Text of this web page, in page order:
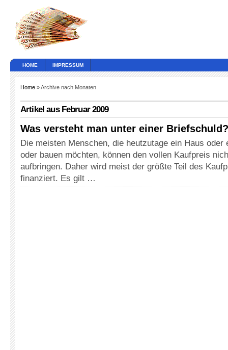
HOME IMPRESSUM
Home » Archive nach Monaten
Artikel aus Februar 2009
Was versteht man unter einer Briefschuld?
Die meisten Menschen, die heutzutage ein Haus oder
oder bauen möchten, können den vollen Kaufpreis
aufbringen. Daher wird meist der größte Teil des
finanziert. Es gilt …